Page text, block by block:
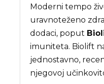
Moderni tempo
uravnoteženo
dodaci, poput
imuniteta. Biolift
jednostavno,
njegovoj